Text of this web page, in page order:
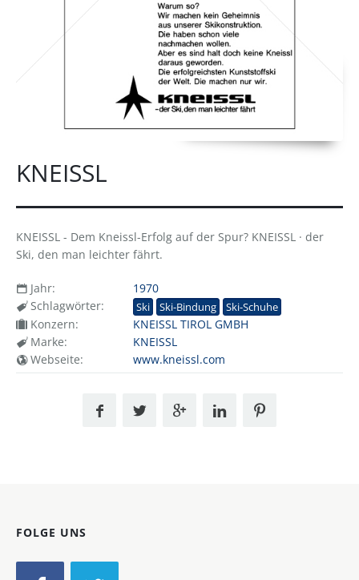
KNEISSL
KNEISSL - Dem Kneissl-Erfolg auf der Spur? KNEISSL · der
Ski, den man leichter fährt.
Jahr:
1970
Schlagwörter:
Ski Ski-Bindung Ski-Schuhe
Konzern:
KNEISSL TIROL GMBH
Marke:
KNEISSL
Webseite:
www.kneissl.com
FOLGE UNS